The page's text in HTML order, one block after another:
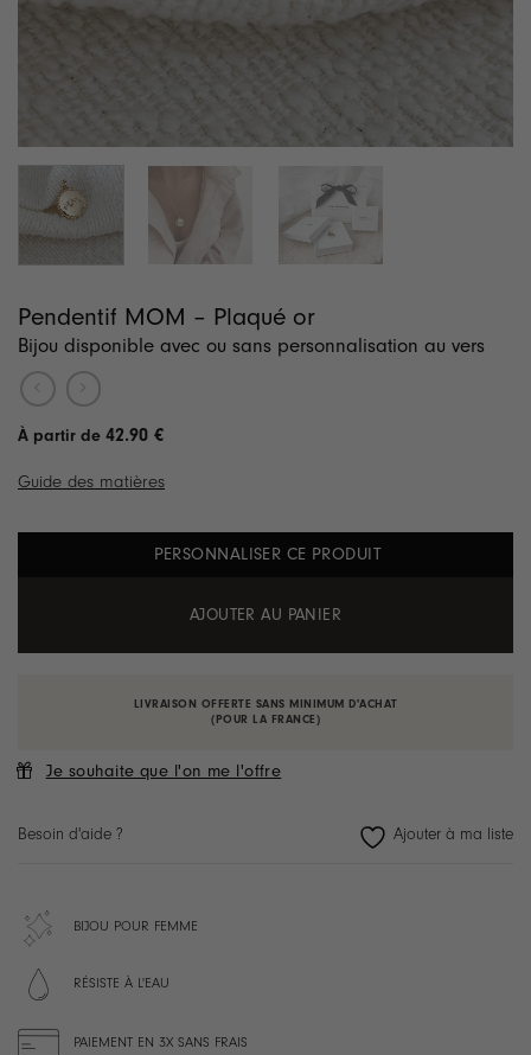
Pendentif MOM – Plaqué or
Bijou disponible avec ou sans personnalisation au vers
42.90 €
Guide des matières
PERSONNALISER CE PRODUIT
AJOUTER AU PANIER
LIVRAISON OFFERTE SANS MINIMUM D'ACHAT
(POUR LA FRANCE)
Je souhaite que l'on me l'offre
Besoin d'aide ?
BIJOU POUR FEMME
RÉSISTE À L'EAU
PAIEMENT EN 3X SANS FRAIS